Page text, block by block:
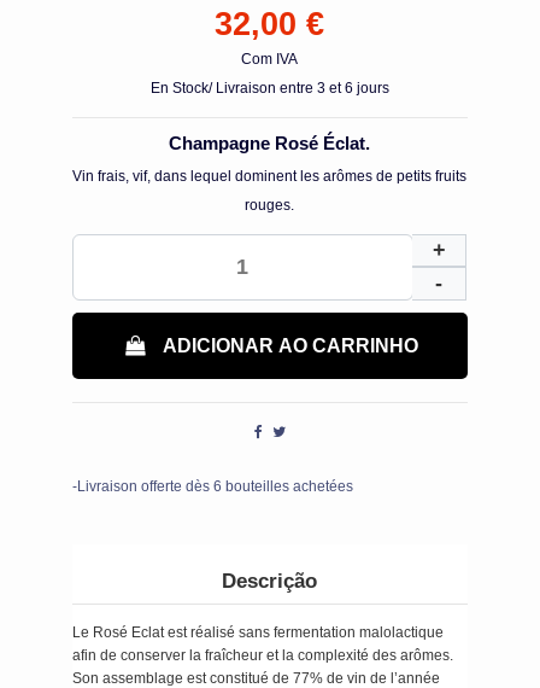
32,00 €
Com IVA
En Stock/ Livraison entre 3 et 6 jours
Champagne Rosé Éclat.
Vin frais, vif, dans lequel dominent les arômes de petits fruits
rouges.
ADICIONAR AO CARRINHO
-Livraison offerte dès 6 bouteilles achetées
Descrição
Le Rosé Eclat est réalisé sans fermentation malolactique
afin de conserver la fraîcheur et la complexité des arômes.
Son assemblage est constitué de 77% de vin de l’année